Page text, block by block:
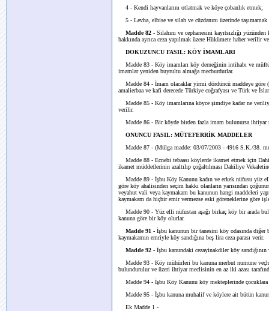
4 - Kendi hayvanlarını otlatmak ve köye çobanlık etmek;
5 - Levha, elbise ve silah ve cüzdanını üzerinde
Madde 82 - Silahını ve cephanesini kayıtsızlığı
hakkında ayrıca ceza yapılmak üzere Hükümete haber verilir
DOKUZUNCU FASIL: KÖY İMAMLARI
Madde 83 - Köy imamları köy derneğinin intihabı ve
imamlar yeniden buyrultu almağa mecburdurlar.
Madde 84 - İmam olacaklar yirmi dördüncü maddeye göre
amalierbaa ve kafi derecede Türkiye coğrafyası ve Türk ve
Madde 85 - Köy imamlarına köyce şimdiye kadar ne
verilir.
Madde 86 - Bir köyde birden fazla imam bulunursa ihtiyar
ONUNCU FASIL: MÜTEFERRİK MADDELER
Madde 87 - (Mülga madde: 03/07/2003 - 4916 S.K./38.
Madde 88 - Ecnebi tebaası köylerde ikamet etmek için
ikamet müddetlerinin azaltılıp çoğaltılması Dahiliye
Madde 89 - İşbu Köy Kanunu kadın ve erkek nüfusu yüz
göre köy ahalisinden seçim hakkı olanların yarısından
veyahut vali veya kaymakam bu kanunun hangi maddeleri
kaymakam da hiçbir emir vermezse eski göreneklerine göre
Madde 90 - Yüz elli nüfustan aşağı birkaç köy bir arada
kanuna göre bir köy olurlar.
Madde 91 - İşbu kanunun bir tanesini köy odasında
kaymakamın emriyle köy sandığına beş lira ceza parası verir.
Madde 92 - İşbu kanundaki cezayinakdiler köy sandığının
Madde 93 - Köy mühürleri bu kanuna merbut numune
bulundurulur ve üzeri ihtiyar meclisinin en az iki azası
Madde 94 - İşbu Köy Kanunu köy mekteplerinde
Madde 95 - İşbu kanuna muhalif ve köylere ait bütün
Ek Madde 1 -